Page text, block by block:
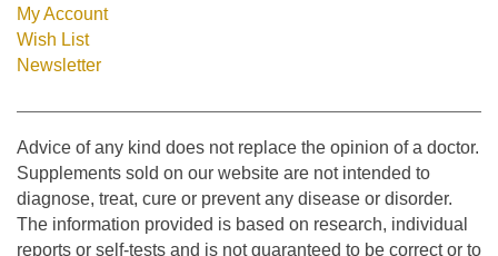
My Account
Wish List
Newsletter
Advice of any kind does not replace the opinion of a doctor.
Supplements sold on our website are not intended to
diagnose, treat, cure or prevent any disease or disorder.
The information provided is based on research, individual
reports or self-tests and is not guaranteed to be correct or to